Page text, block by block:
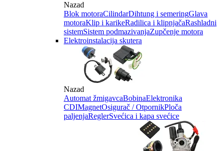
Nazad
Blok motoraCilindarDihtung i semeringGlava
motoraKlip i karikeRadilica i klipnjačaRashladni
sistemSistem podmazivanjaZupčenje motora
Elektroinstalacija skutera
Nazad
Automat žmigavcaBobinaElektronika
CDIMagnetOsigurač / OtpornikPloča
paljenjaReglerSvećica i kapa svećice